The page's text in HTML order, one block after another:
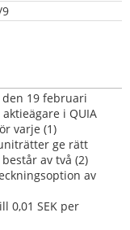
9
den 19 februari
i QUIA
varje (1)
ge rätt
av två (2)
av
0,01 SEK per